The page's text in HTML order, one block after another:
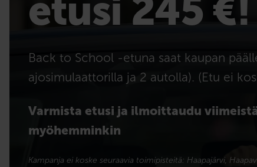
etusi 245 €!
Back to School -etuna saat kaupan
ajosimulaattorilla ja 2 autolla). (Etu ei
Varmista etusi ja ilmoittaudu
myöhemminkin
Kampanja ei koske seuraavia toimipisteitä: Haapajärvi,